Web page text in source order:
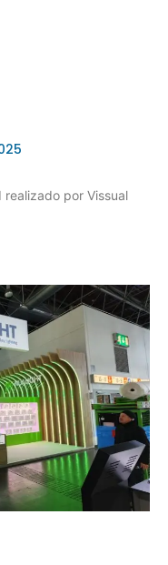
realizado por Vissual